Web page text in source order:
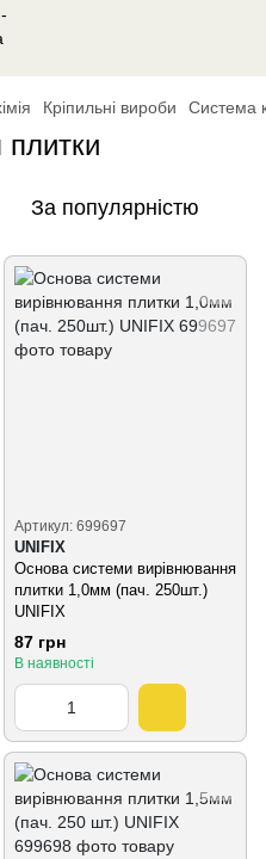
Кріпильні вироби Система
плитки
За популярністю
Артикул: 699697
UNIFIX
Основа системи вирівнювання
плитки 1,0мм (пач. 250шт.)
UNIFIX
87 грн
В наявності